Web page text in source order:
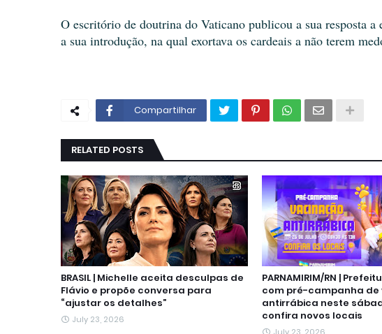
O escritório de doutrina do Vaticano publicou a sua resposta
a sua introdução, na qual exortava os cardeais a não terem
Compartilhar
RELATED POSTS
BRASIL | Michelle aceita desculpas de
Flávio e propõe conversa para
“ajustar os detalhes”
July 23, 2026
PARNAMIRIM/RN |
com pré-campanha
antirrábica neste
confira novos locais